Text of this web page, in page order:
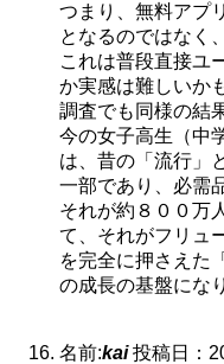
つまり、無料アプ
となるのではなく
これは普段直接ユ
か実感は難しいか
調査でも同様の結
今の女子高生（中
は、昔の「流行」
一部であり、必需
それが約８００万
て、それがフリュ
を完全に押さえた
の成長の基盤にな
名前:kai 投稿日：